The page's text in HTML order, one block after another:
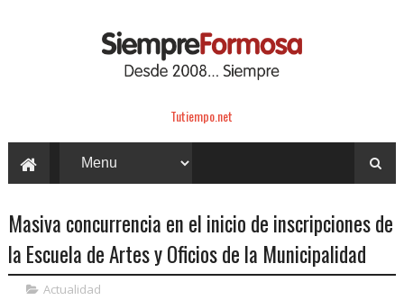
Tutiempo.net
Masiva concurrencia en el inicio de inscripciones de
la Escuela de Artes y Oficios de la Municipalidad
Actualidad